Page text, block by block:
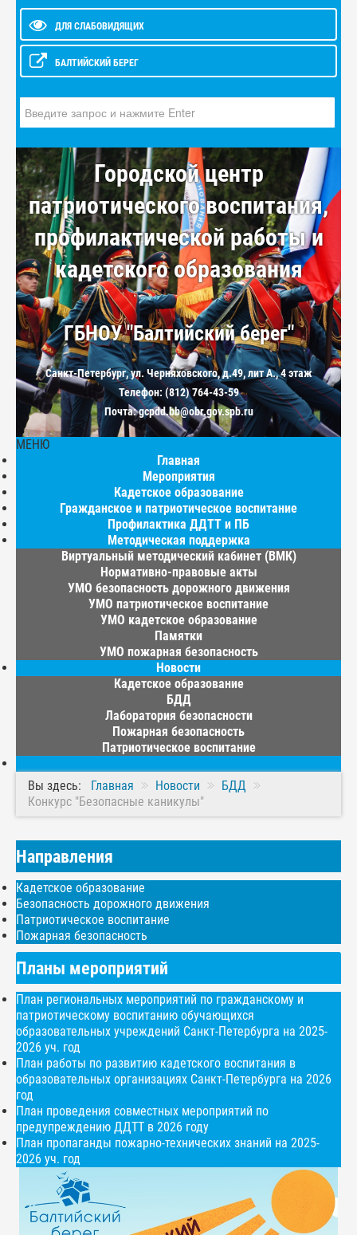
ДЛЯ СЛАБОВИДЯЩИХ
БАЛТИЙСКИЙ БЕРЕГ
Городской центр
патриотического воспитания,
профилактической работы и
кадетского образования
ГБНОУ "Балтийский берег"
Санкт-Петербург, ул. Черняховского, д.49, лит А., 4 этаж
Телефон: (812) 764-43-59
Почта: gcpdd.bb@obr.gov.spb.ru
МЕНЮ
Главная
Мероприятия
Кадетское образование
Гражданское и патриотическое воспитание
Профилактика ДДТТ и ПБ
Методическая поддержка
Виртуальный методический кабинет (ВМК)
Нормативно-правовые акты
УМО безопасность дорожного движения
УМО патриотическое воспитание
УМО кадетское образование
Памятки
УМО пожарная безопасность
Новости
Кадетское образование
БДД
Лаборатория безопасности
Пожарная безопасность
Патриотическое воспитание
Вы здесь: Главная Новости
БДД
Конкурс "Безопасные каникулы"
Направления
Кадетское образование
Безопасность дорожного движения
Патриотическое воспитание
Пожарная безопасность
Планы мероприятий
План региональных мероприятий по гражданскому и
патриотическому воспитанию обучающихся
образовательных учреждений Санкт-Петербурга на 2025-
2026 уч. год
План работы по развитию кадетского воспитания в
образовательных организациях Санкт-Петербурга на 2026
год
План проведения совместных мероприятий по
предупреждению ДДТТ в 2026 году
План пропаганды пожарно-технических знаний на 2025-
2026 уч. год